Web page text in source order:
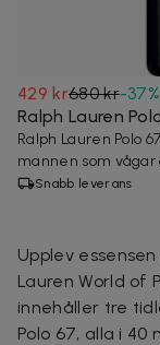
429 kr680 kr-37%
Ralph Lauren
Ralph Lauren Polo
mannen som vågar
Snabb leverans
Upplev
Lauren World of
innehåller tre
Polo 67, alla i 40